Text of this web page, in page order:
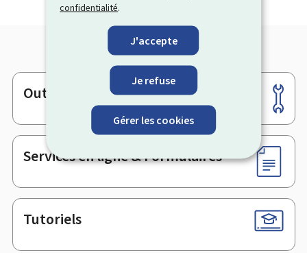
confidentialité.
J'accepte
Je refuse
Gérer les cookies
Pied
de
page
Outils
Services en ligne & Formulaires
Tutoriels